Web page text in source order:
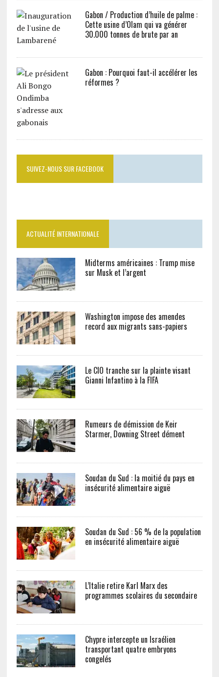
Gabon / Production d’huile de palme :
Cette usine d’Olam qui va générer
30.000 tonnes de brute par an
Gabon : Pourquoi faut-il accélérer les
réformes ?
SUIVEZ-NOUS SUR FACEBOOK
ACTUALITÉ INTERNATIONALE
Midterms américaines : Trump mise
sur Musk et l’argent
Washington impose des amendes
record aux migrants sans-papiers
Le CIO tranche sur la plainte visant
Gianni Infantino à la FIFA
Rumeurs de démission de Keir
Starmer, Downing Street dément
Soudan du Sud : la moitié du pays en
insécurité alimentaire aiguë
Soudan du Sud : 56 % de la population
en insécurité alimentaire aiguë
L’Italie retire Karl Marx des
programmes scolaires du secondaire
Chypre intercepte un Israélien
transportant quatre embryons
congelés